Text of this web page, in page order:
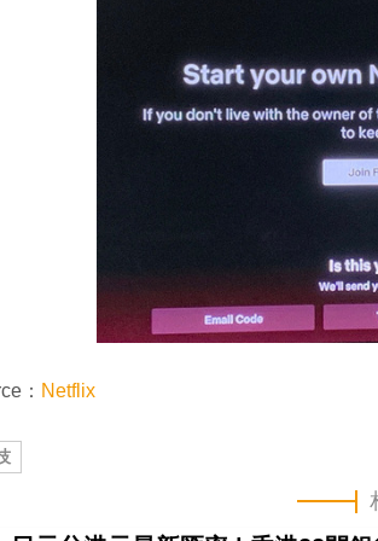
： Netflix